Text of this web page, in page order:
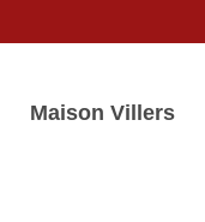
Maison Villers